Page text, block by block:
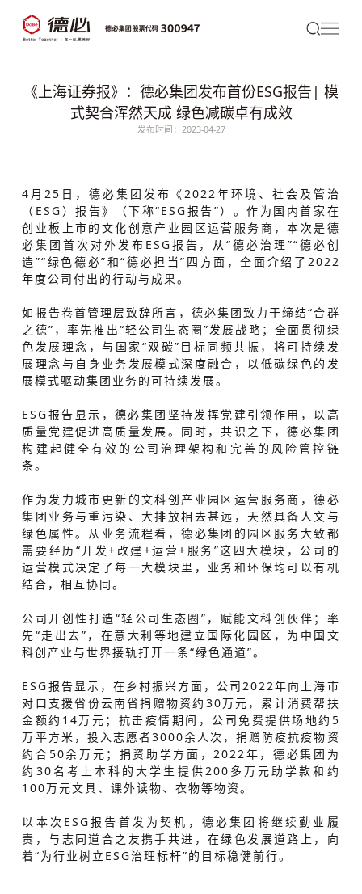
《上海证券报》：德必集团发布首份ESG报告| 模
式契合浑然天成 绿色减碳卓有成效
发布时间：2023-04-27
4月25日，德必集团发布《2022年环境、社会及管治
（ESG）报告》（下称“ESG报告”）。作为国内首家在
创业板上市的文化创意产业园区运营服务商，本次是德
必集团首次对外发布ESG报告，从“德必治理”“德必创
造”“绿色德必”和“德必担当”四方面，全面介绍了2022
年度公司付出的行动与成果。
如报告卷首管理层致辞所言，德必集团致力于缔结“合群
之德”，率先推出“轻公司生态圈”发展战略；全面贯彻绿
色发展理念，与国家“双碳”目标同频共振，将可持续发
展理念与自身业务发展模式深度融合，以低碳绿色的发
展模式驱动集团业务的可持续发展。
ESG报告显示，德必集团坚持发挥党建引领作用，以高
质量党建促进高质量发展。同时，共识之下，德必集团
构建起健全有效的公司治理架构和完善的风险管控链
条。
作为发力城市更新的文科创产业园区运营服务商，德必
集团业务与重污染、大排放相去甚远，天然具备人文与
绿色属性。从业务流程看，德必集团的园区服务大致都
需要经历“开发+改建+运营+服务”这四大模块，公司的
运营模式决定了每一大模块里，业务和环保均可以有机
结合，相互协同。
公司开创性打造“轻公司生态圈”，赋能文科创伙伴；率
先“走出去”，在意大利等地建立国际化园区，为中国文
科创产业与世界接轨打开一条“绿色通道”。
ESG报告显示，在乡村振兴方面，公司2022年向上海市
对口支援省份云南省捐赠物资约30万元，累计消费帮扶
金额约14万元；抗击疫情期间，公司免费提供场地约5
万平方米，投入志愿者3000余人次，捐赠防疫抗疫物资
约合50余万元；捐资助学方面，2022年，德必集团为
约30名考上本科的大学生提供200多万元助学款和约
100万元文具、课外读物、衣物等物资。
以本次ESG报告首发为契机，德必集团将继续勤业履
责，与志同道合之友携手共进，在绿色发展道路上，向
着“为行业树立ESG治理标杆”的目标稳健前行。